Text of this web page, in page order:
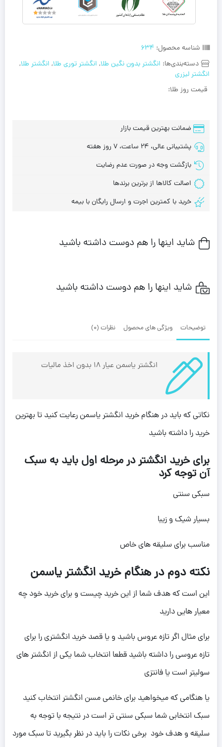
شناسه محصول: 634
دسته‌بندی‌ها: انگشتر بدون نگین طلا, انگشتر توری طلا, انگشتر طلا,
انگشتر لیزری
قیمت روز طلا:
ضمانت بهترین قیمت بازار
پشتیبانی عالی، 24 ساعت، 7 روز هفته
بازگشت وجه در صورت عدم رضایت
اصالت کالاها از برترین برندها
خرید با کمترین اجرت و ارسال رایگان با بیمه
شاید اینها را هم دوست داشته باشید
شاید اینها را هم دوست داشته باشید
توضیحات ویژگی های محصول نظرات (0)
انگشتر یاسمن عیار 18 بدون اخذ مالیات
نکاتی که باید در هنگام خرید انگشتر یاسمن رعایت کنید تا بهترین
خرید را داشته باشید
برای خرید انگشتر در مرحله اول باید به سبک
آن توجه کرد
سبکی سنتی
بسیار شیک و زیبا
مناسب برای سلیقه های خاص
نکته دوم در هنگام خرید انگشتر یاسمن
این است که هدف شما از این خرید چیست و برای خرید خود چه
معیار هایی دارید
برای مثال اگر تازه عروس باشید و یا قصد خرید انگشتری را برای
تازه عروسی را داشته باشید قطعا انتخاب شما یکی از انگشتر های
سولیتر است یا فانتزی
یا هنگامی که میخواهید برای خانمی مسن انگشتر انتخاب کنید
سبک انتخابی شما سبکی سنتی تر است در نتیجه با توجه به
سلیقه و هدف خود برخی نکات را باید در نظر بگیرید تا سبک مورد